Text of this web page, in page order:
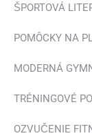
ŠPORTOVÁ
POMÔCKY NA
MODERNÁ
TRÉNINGOVÉ
OZVUČENIE